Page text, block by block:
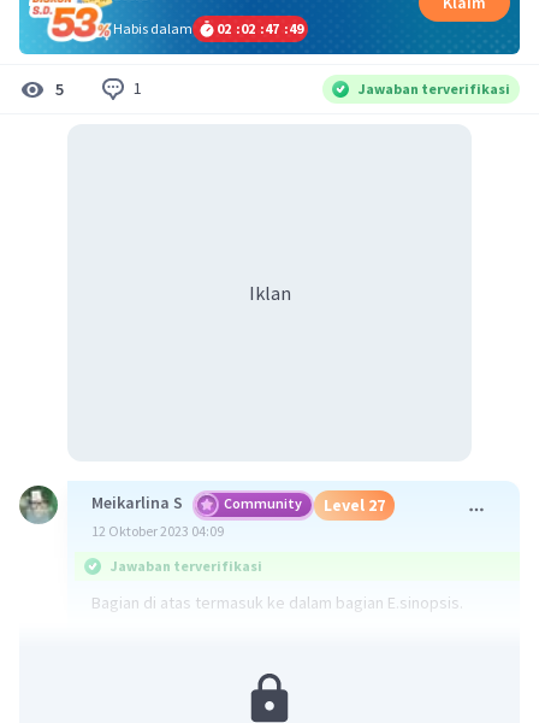
Habis dalam
02 :02 :47 :48
5 1 Jawaban terverifikasi
Iklan
Meikarlina S Community Level 27
12 Oktober 2023 04:09
Jawaban terverifikasi
Bagian di atas termasuk ke dalam bagian E.sinopsis.
- Bagian tersebut memberikan gambaran umum tentang